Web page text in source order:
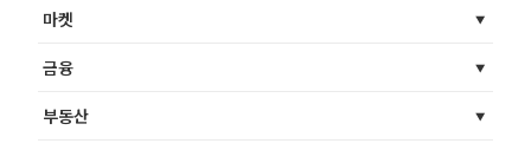
마켓
금융
부동산